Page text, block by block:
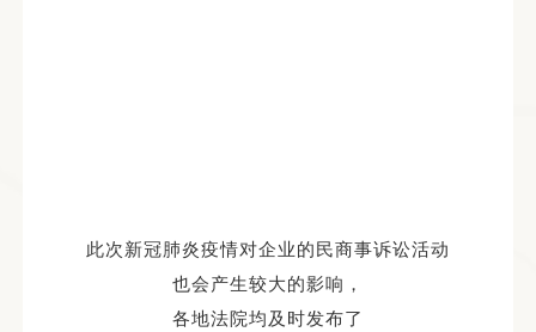
此次新冠肺炎疫情对企业的民商事诉讼活动
也会产生较大的影响，
各地法院均及时发布了